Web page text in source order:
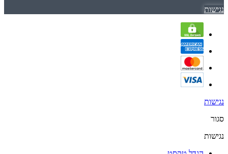
נגישות
נגישות
סגור
נגישות